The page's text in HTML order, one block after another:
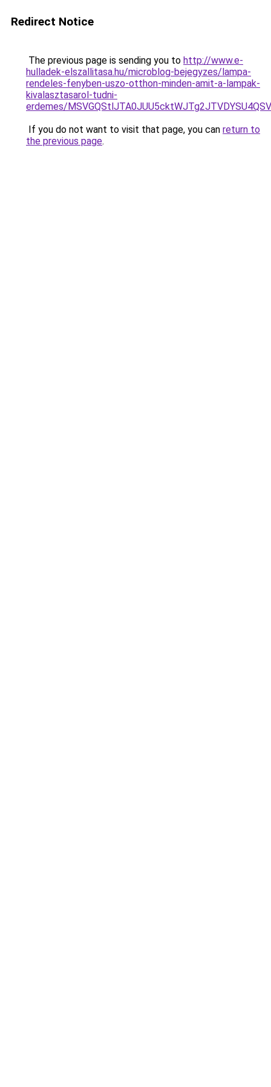
Redirect Notice
The previous page is sending you to http://www.e-
hulladek-elszallitasa.hu/microblog-bejegyzes/lampa-
rendeles-fenyben-uszo-otthon-minden-amit-a-lampak-
kivalasztasarol-tudni-
erdemes/
If you do not want to visit that page, you can return to
the previous page.